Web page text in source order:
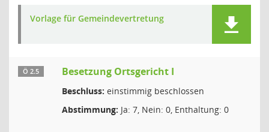
Vorlage für Gemeindevertretung
Ö 2.5 Besetzung Ortsgericht I
Beschluss: einstimmig beschlossen
Abstimmung: Ja: 7, Nein: 0, Enthaltung: 0